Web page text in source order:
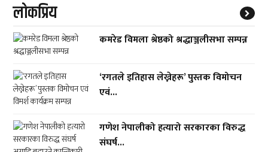
लाेकप्रिय
कमरेड विमला श्रेष्ठको श्रद्धाञ्जलीसभा सम्पन्न
‘रगतले इतिहास लेख्नेहरू’ पुस्तक विमोचन
एवं...
गणेश नेपालीको हत्यारो सरकारका विरुद्ध
संघर्ष...